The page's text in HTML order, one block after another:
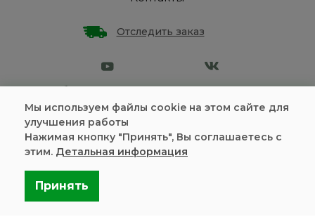
Отследить заказ
7
Политика конфиденциальности
Пользовательское соглашение
Информация на сайте является
Мы используем файлы cookie на этом сайте для
улучшения работы
Нажимая кнопку "Принять", Вы соглашаетесь с
этим. Детальная информация
Принять